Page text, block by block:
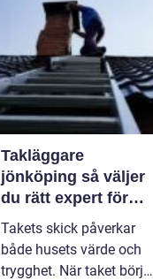
Takläggare
jönköping så väljer
du rätt expert för
ditt tak
Takets skick påverkar
både husets värde och
trygghet. När taket börjar